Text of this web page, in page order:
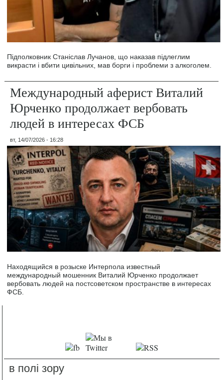
Підполковник Станіслав Лучанов, що наказав підлеглим
викрасти і вбити цивільних, мав борги і проблеми з алкоголем.
Международный аферист Виталий
Юрченко продолжает вербовать
людей в интересах ФСБ
вт, 14/07/2026 - 16:28
Находящийся в розыске Интерпола известный
международный мошенник Виталий Юрченко продолжает
вербовать людей на постсоветском пространстве в интересах
ФСБ.
в полі зору